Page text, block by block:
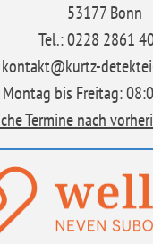
53177 Bonn
Tel.: 0228 2861
kontakt@kurtz-
Montag bis Freitag:
Termine nach